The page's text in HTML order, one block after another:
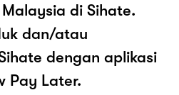
di Sihate.
dan/atau
dengan aplikasi
Pay Later.